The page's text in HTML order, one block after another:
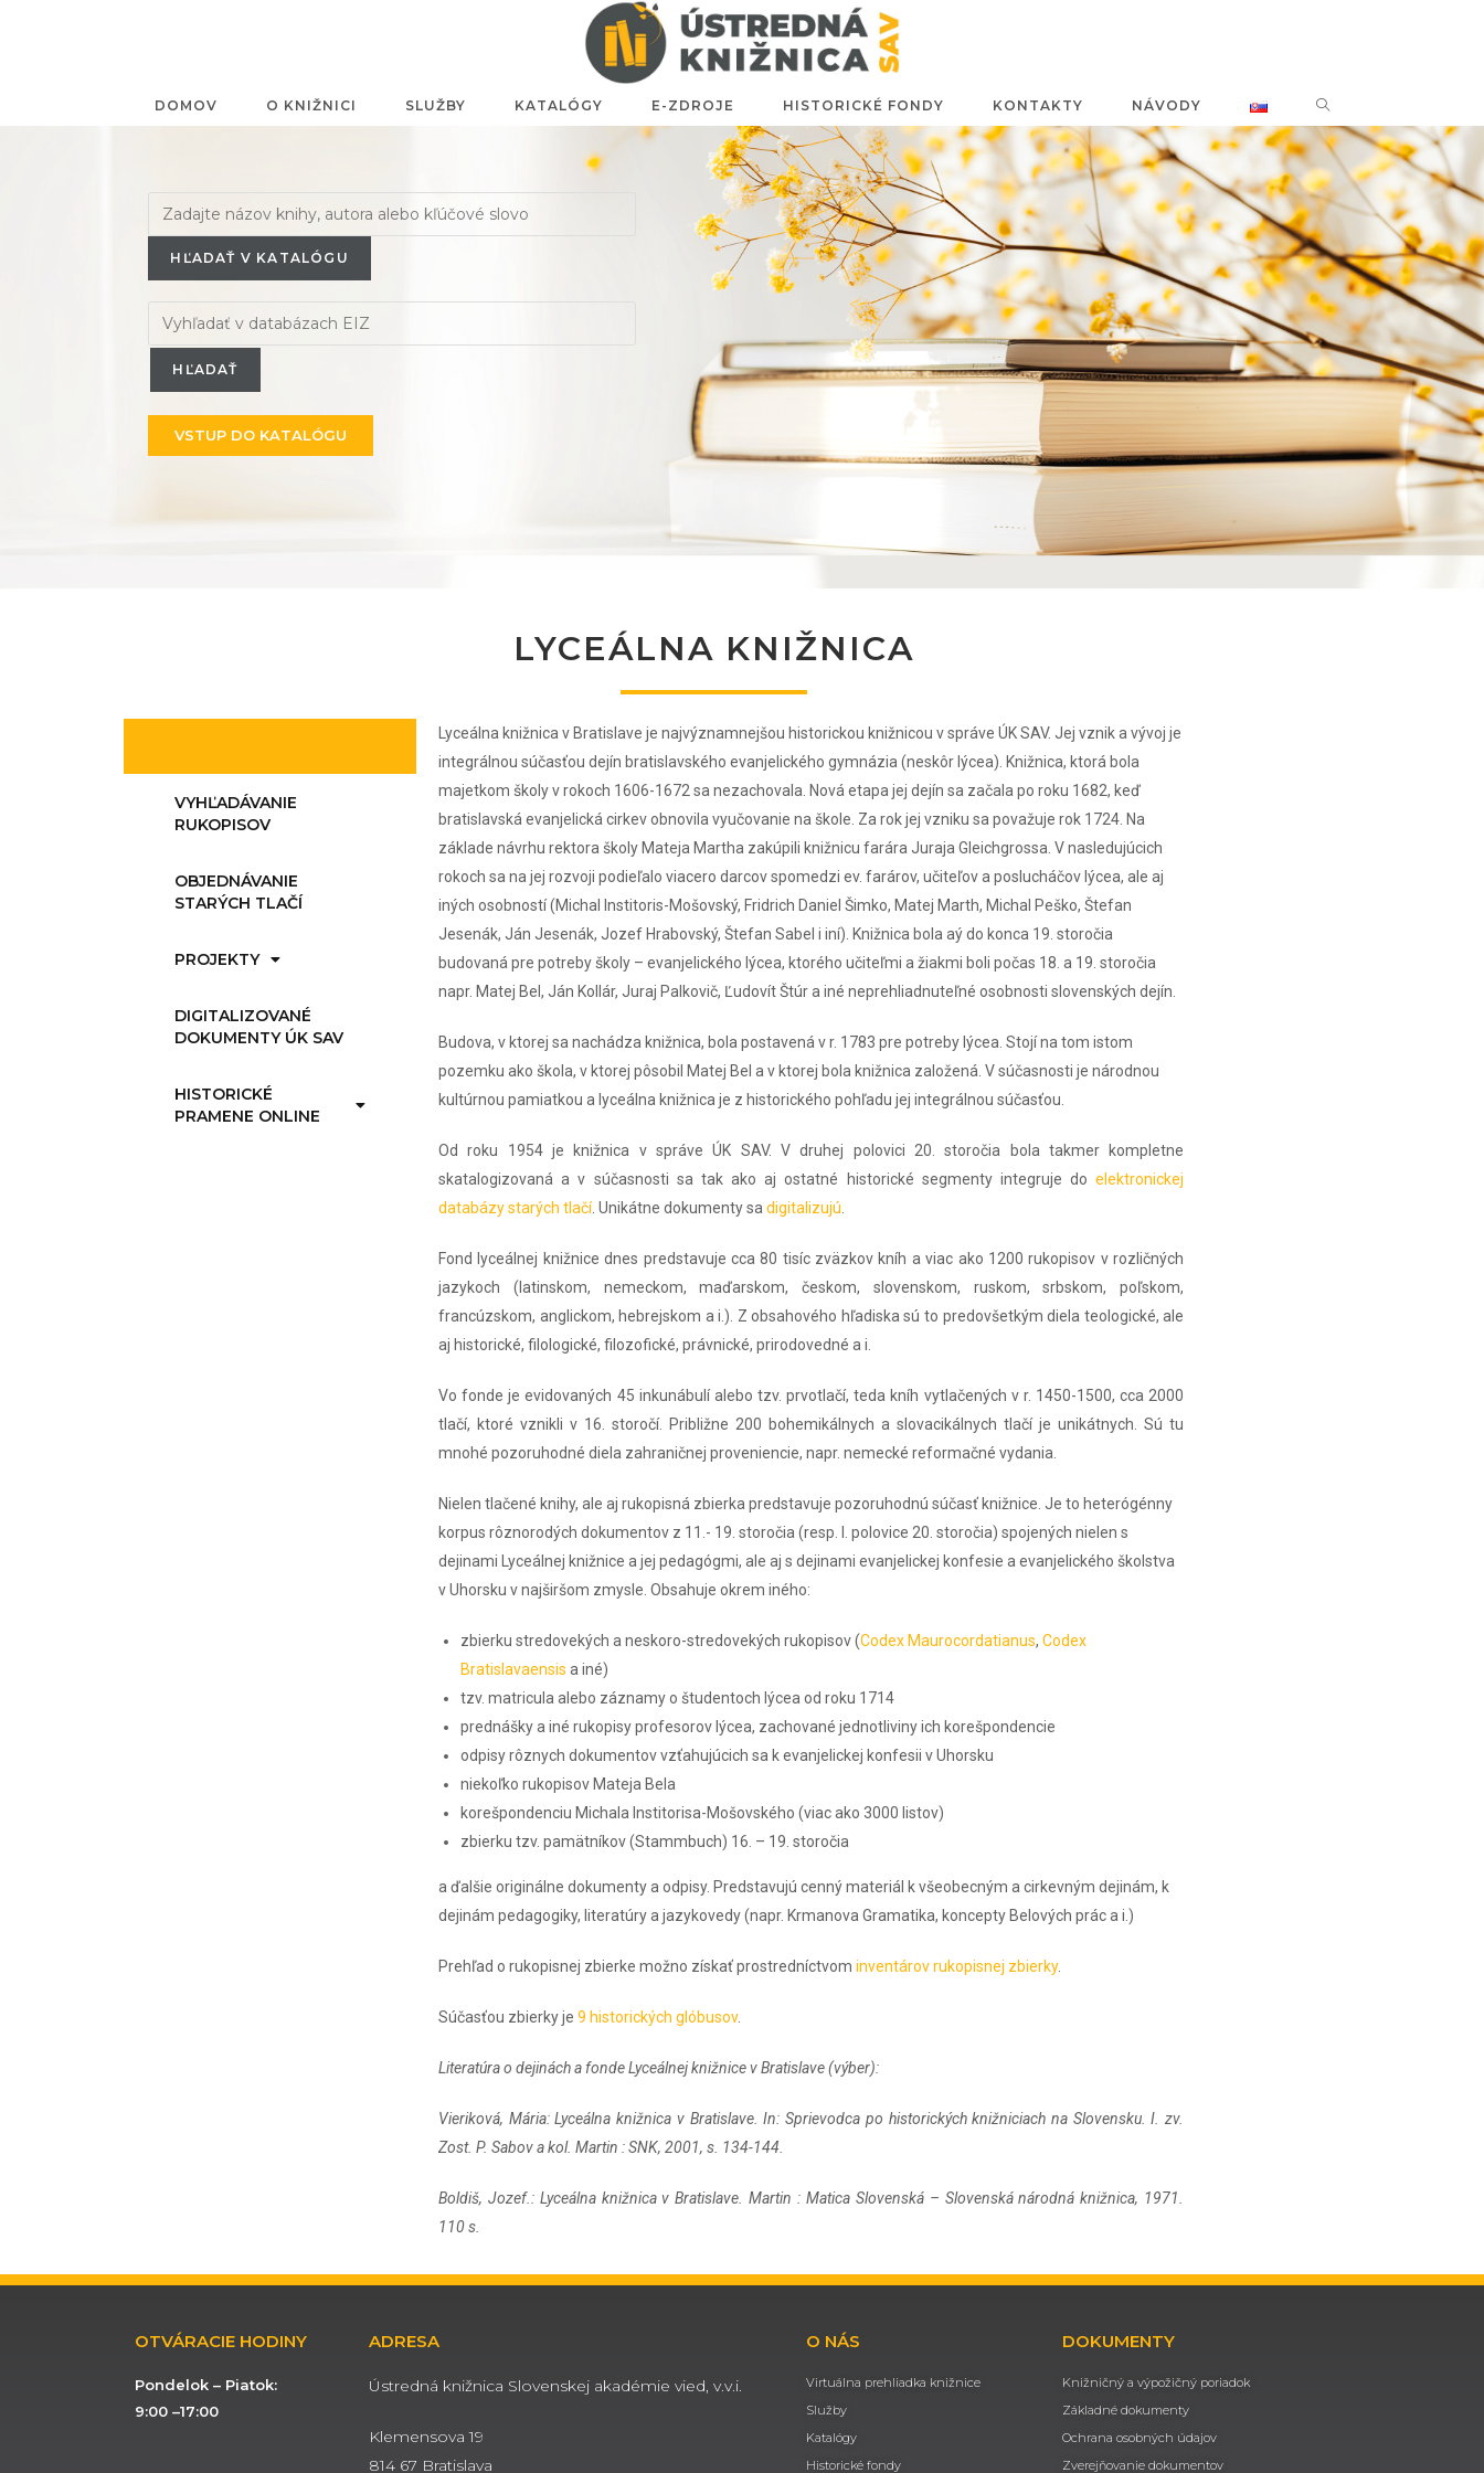
DOMOV O KNIŽNICI SLUŽBY KATALÓGY E-ZDROJE HISTORICKÉ FONDY KONTAKTY NÁVODY
HĽADAŤ V KATALÓGU
VSTUP DO KATALÓGU
LYCEÁLNA KNIŽNICA
VYHĽADÁVANIE
RUKOPISOV
OBJEDNÁVANIE
STARÝCH TLAČÍ
PROJEKTY
DIGITALIZOVANÉ
DOKUMENTY ÚK SAV
HISTORICKÉ
PRAMENE ONLINE
Lyceálna knižnica v Bratislave je najvýznamnejšou historickou knižnicou v správe ÚK SAV. Jej vznik a vývoj je
integrálnou súčasťou dejín bratislavského evanjelického gymnázia (neskôr lýcea). Knižnica, ktorá bola
majetkom školy v rokoch 1606-1672 sa nezachovala. Nová etapa jej dejín sa začala po roku 1682, keď
bratislavská evanjelická cirkev obnovila vyučovanie na škole. Za rok jej vzniku sa považuje rok 1724. Na
základe návrhu rektora školy Mateja Martha zakúpili knižnicu farára Juraja Gleichgrossa. V nasledujúcich
rokoch sa na jej rozvoji podieľalo viacero darcov spomedzi ev. farárov, učiteľov a poslucháčov lýcea, ale aj
iných osobností (Michal Institoris-Mošovský, Fridrich Daniel Šimko, Matej Marth, Michal Peško, Štefan
Jesenák, Ján Jesenák, Jozef Hrabovský, Štefan Sabel i iní). Knižnica bola aý do konca 19. storočia
budovaná pre potreby školy – evanjelického lýcea, ktorého učiteľmi a žiakmi boli počas 18. a 19. storočia
napr. Matej Bel, Ján Kollár, Juraj Palkovič, Ľudovít Štúr a iné neprehliadnuteľné osobnosti slovenských dejín.
Budova, v ktorej sa nachádza knižnica, bola postavená v r. 1783 pre potreby lýcea. Stojí na tom istom
pozemku ako škola, v ktorej pôsobil Matej Bel a v ktorej bola knižnica založená. V súčasnosti je národnou
kultúrnou pamiatkou a lyceálna knižnica je z historického pohľadu jej integrálnou súčasťou.
Od roku 1954 je knižnica v správe ÚK SAV. V druhej polovici 20. storočia bola takmer kompletne
skatalogizovaná a v súčasnosti sa tak ako aj ostatné historické segmenty integruje doelektronickej
databázy starých tlačí. Unikátne dokumenty sa digitalizujú
Fond lyceálnej knižnice dnes predstavuje cca 80 tisíc zväzkov kníh a viac ako 1200 rukopisov v rozličných
jazykoch (latinskom, nemeckom, maďarskom, českom, slovenskom, ruskom, srbskom, poľskom,
francúzskom, anglickom, hebrejskom a i.). Z obsahového hľadiska sú to predovšetkým diela teologické, ale
aj historické, filologické, filozofické, právnické, prirodovedné a i.
Vo fonde je evidovaných 45 inkunábulí alebo tzv. prvotlačí, teda kníh vytlačených v r. 1450-1500, cca 2000
tlačí, ktoré vznikli v 16. storočí. Približne 200 bohemikálnych a slovacikálnych tlačí je unikátnych. Sú tu
mnohé pozoruhodné diela zahraničnej proveniencie, napr. nemecké reformačné vydania.
Nielen tlačené knihy, ale aj rukopisná zbierka predstavuje pozoruhodnú súčasť knižnice. Je to heterógénny
korpus rôznorodých dokumentov z 11.- 19. storočia (resp. I. polovice 20. storočia) spojených nielen s
dejinami Lyceálnej knižnice a jej pedagógmi, ale aj s dejinami evanjelickej konfesie a evanjelického školstva
v Uhorsku v najširšom zmysle. Obsahuje okrem iného:
zbierku stredovekých a neskoro-stredovekých rukopisov (Codex Maurocordatianus, Codex
Bratislavaensis a iné)
tzv. matricula alebo záznamy o študentoch lýcea od roku 1714
prednášky a iné rukopisy profesorov lýcea, zachované jednotliviny ich korešpondencie
odpisy rôznych dokumentov vzťahujúcich sa k evanjelickej konfesii v Uhorsku
niekoľko rukopisov Mateja Bela
korešpondenciu Michala Institorisa-Mošovského (viac ako 3000 listov)
zbierku tzv. pamätníkov (Stammbuch) 16. – 19. storočia
a ďalšie originálne dokumenty a odpisy. Predstavujú cenný materiál k všeobecným a cirkevným dejinám, k
dejinám pedagogiky, literatúry a jazykovedy (napr. Krmanova Gramatika, koncepty Belových prác a i.)
Prehľad o rukopisnej zbierke možno získať prostredníctvom inventárov rukopisnej zbierky.
Súčasťou zbierky je 9 historických glóbusov.
Literatúra o dejinách a fonde Lyceálnej knižnice v Bratislave (výber):
Vieriková, Mária: Lyceálna knižnica v Bratislave. In: Sprievodca po historických knižniciach na Slovensku. I. zv.
Zost. P. Sabov a kol. Martin : SNK, 2001, s. 134-144.
Boldiš, Jozef.: Lyceálna knižnica v Bratislave. Martin : Matica Slovenská – Slovenská národná knižnica, 1971.
110 s.
OTVÁRACIE HODINY
Pondelok – Piatok:
9:00 –17:00
ADRESA
Ústredná knižnica Slovenskej akadémie vied, v.v.i.
Klemensova 19
814 67 Bratislava
O NÁS
Virtuálna prehliadka knižnice
Služby
Katalógy
Historické fondy
DOKUMENTY
Knižničný a výpožičný poriadok
Základné dokumenty
Ochrana osobných údajov
Zverejňovanie dokumentov